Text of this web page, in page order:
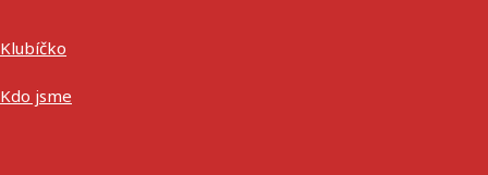
Klubíčko
Kdo jsme